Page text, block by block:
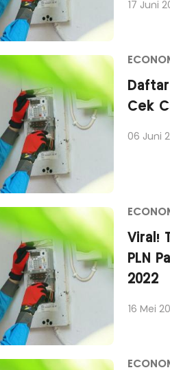
17 Juni
Cek
06 Juni
Viral!
PLN
2022
16 Mei